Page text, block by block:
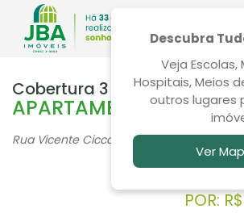
Cobertura 3 Quartos Boa
APARTAMENTO PRE
Rua Vicente Ciccarino, 587, Boa Vista -
POR:
Descubra
Veja Escolas,
Hospitais, Meios
outros lugares
Ver